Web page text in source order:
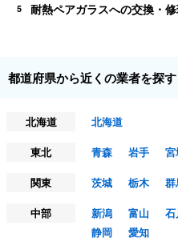
5 耐熱ペアガラスへの交換・
都道府県から近くの業者を探す
北海道
北海道
東北
青森 岩手
関東
茨城 栃木
中部
新潟 富山 石
静岡
愛知